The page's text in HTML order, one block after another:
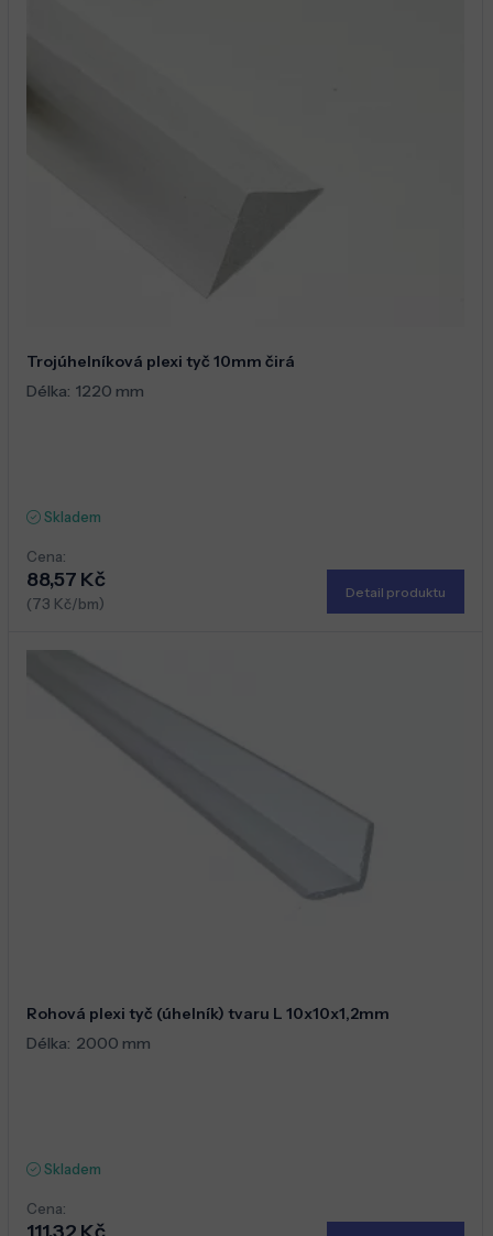
Trojúhelníková plexi tyč 10mm čirá
Délka: 1220 mm
Skladem
Cena:
88,57 Kč
(73 Kč/bm)
Detail produktu
Rohová plexi tyč (úhelník) tvaru L 10x10x1,2mm
Délka: 2000 mm
Skladem
Cena: